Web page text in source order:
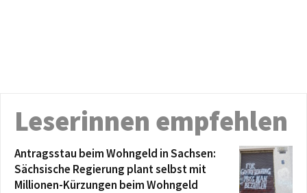
Leserinnen empfehlen
Antragsstau beim Wohngeld in Sachsen:
Sächsische Regierung plant selbst mit
Millionen-Kürzungen beim Wohngeld